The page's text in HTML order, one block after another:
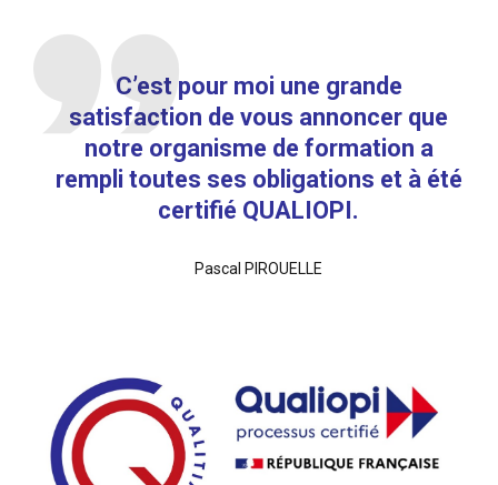
C’est pour moi une grande
satisfaction de vous annoncer que
notre organisme de formation a
rempli toutes ses obligations et à été
certifié QUALIOPI.
Pascal PIROUELLE